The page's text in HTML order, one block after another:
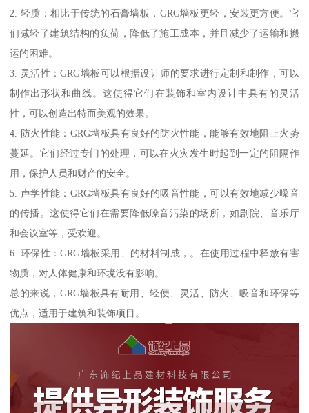
2. 轻质：相比于传统的石膏墙板，GRG墙板更轻，安装更方便。它
们减轻了建筑结构的负荷，降低了施工成本，并且减少了运输和搬
运的困难。
3. 灵活性：GRG墙板可以根据设计师的要求进行定制和制作，可以
制作出形状和曲线。这使得它们在装饰和室内设计中具有的灵活
性，可以创造出特而美观的效果。
4. 防火性能：GRG墙板具有良好的防火性能，能够有效地阻止火势
蔓延。它们经过专门的处理，可以在火灾发生时起到一定的阻隔作
用，保护人员和财产的安全。
5. 声学性能：GRG墙板具有良好的吸音性能，可以有效地减少噪音
的传播。这使得它们在需要降低噪音污染的场所，如剧院、音乐厅
和会议室等，受欢迎。
6. 环保性：GRG墙板采用、的材料制成，。在使用过程中释放有害
物质，对人体健康和环境没有影响。
总的来说，GRG墙板具有耐用、轻便、灵活、防火、吸音和环保等
优点，适用于建筑和装饰项目。